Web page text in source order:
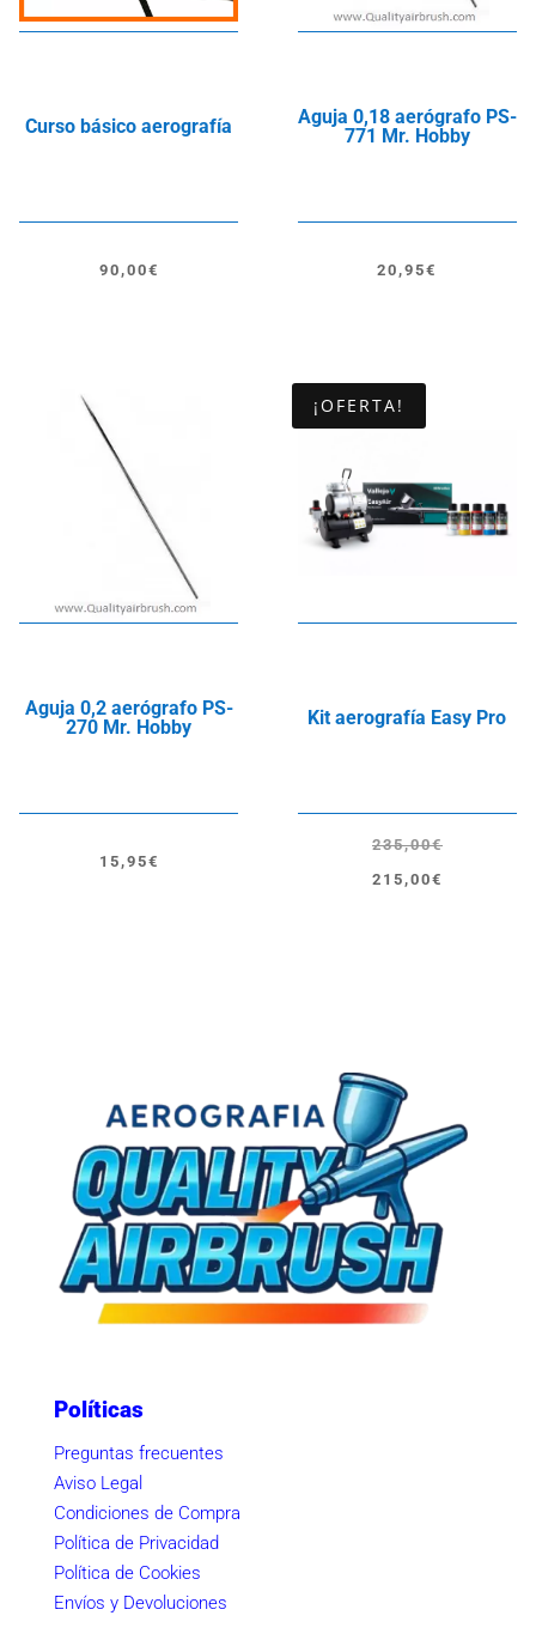
Curso básico aerografía
90,00€
Aguja 0,18 aerógrafo PS-
771 Mr. Hobby
20,95€
Aguja 0,2 aerógrafo PS-
270 Mr. Hobby
15,95€
¡OFERTA!
Kit aerografía Easy Pro
235,00€
El
215,00€
El
Políticas
Preguntas frecuentes
Aviso Legal
Condiciones de Compra
Política de Privacidad
Política de Cookies
Envíos y Devoluciones